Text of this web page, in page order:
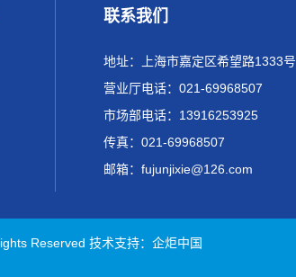
联系我们
地址：上海市嘉定区希望路1333号
营业厅电话：021-69968507
市场部电话：13916253925
传真：021-69968507
邮箱：fujunjixie@126.com
Reserved 技术支持：企炬中国